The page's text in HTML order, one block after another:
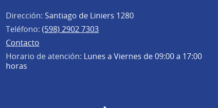
Dirección: Santiago de Liniers 1280
Teléfono: (598) 2902 7303
Contacto
Horario de atención: Lunes a Viernes de 09:00 a 17:00
horas